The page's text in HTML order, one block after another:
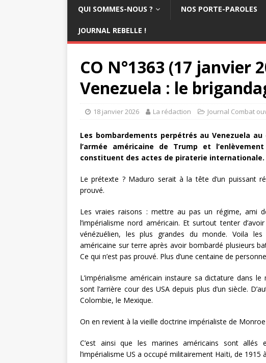
QUI SOMMES-NOUS ? NOS PORTE-PAROLES
JOURNAL REBELLE !
CO N°1363 (17 janvier
Venezuela : le
18 janvier 2026 La rédaction Journal Combat
Les bombardements perpétrés au Venezuela
l’armée américaine de Trump et
constituent des actes de piraterie internationale.
Le prétexte ? Maduro serait à la tête d’un puissant
prouvé.
Les vraies raisons : mettre au pas un régime, ami
l’impérialisme nord américain. Et surtout tenter
vénézuélien, les plus grandes du monde. Voila
américaine sur terre après avoir bombardé plusieurs
Ce qui n’est pas prouvé. Plus d’une centaine de
L’impérialisme américain instaure sa dictature dans
sont l’arrière cour des USA depuis plus d’un siècle.
Colombie, le Mexique.
On en revient à la vieille doctrine impérialiste de Monroe
C’est ainsi que les marines américains sont
l’impérialisme US a occupé militairement Haïti, de 1915